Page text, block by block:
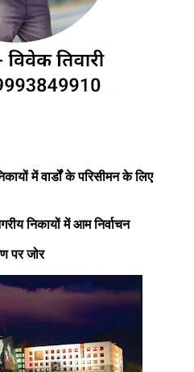
में वार्डों के परिसीमन के लिए
निकायों में आम निर्वाचन
पर जोर